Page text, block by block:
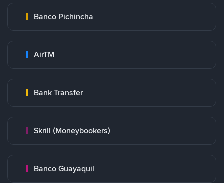
Banco Pichincha
AirTM
Bank Transfer
Skrill (Moneybookers)
Banco Guayaquil